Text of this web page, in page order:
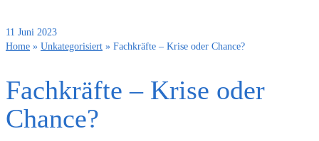
11 Juni 2023
Home » Unkategorisiert » Fachkräfte – Krise oder Chance?
Fachkräfte – Krise oder
Chance?